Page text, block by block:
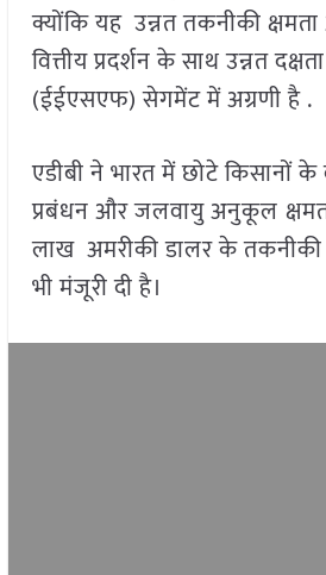
क्योंकि यह उन्नत तकनीकी
वित्तीय प्रदर्शन के साथ उन्नत
(ईईएसएफ) सेगमेंट में अग्रणी है .
एडीबी ने भारत में छोटे किसानों के
प्रबंधन और जलवायु अनुकूल
लाख अमरीकी डालर के तकनीकी
भी मंजूरी दी है।